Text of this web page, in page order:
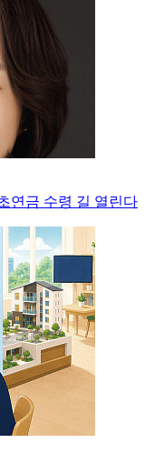
연금 수령 길 열린다